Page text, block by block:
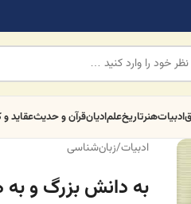
ادبیاتهنرتاریخعلمادیانقرآن و حدیثعقاید و
ادبیات/زبان‌شناسی
به دانش بزرگ و